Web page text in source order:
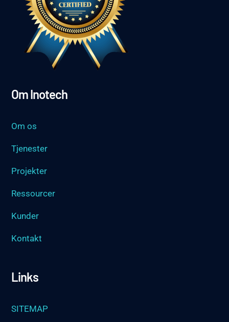
Om Inotech
Om os
Tjenester
Projekter
Ressourcer
Kunder
Kontakt
Links
SITEMAP